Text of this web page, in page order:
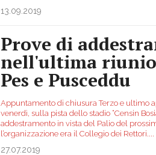
13.09.2019
Prove di
nell'ultima
Pes e Pusceddu
Appuntamento di chiusura Terzo e ultimo
venerdì, sulla pista dello stadio “Censin
addestramento in vista del Palio del
l’organizzazione era il Collegio dei Rettori.
27.07.2019